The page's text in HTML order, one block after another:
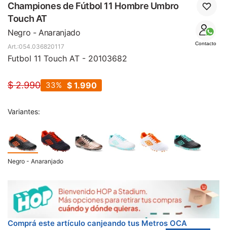
Championes de Fútbol 11 Hombre Umbro
Touch AT
Negro - Anaranjado
Contacto
054.036820117
Futbol 11 Touch AT - 20103682
$ 2.990 $ 1.990
33
Variantes:
Negro - Anaranjado
Comprá este artículo canjeando tus Metros OCA